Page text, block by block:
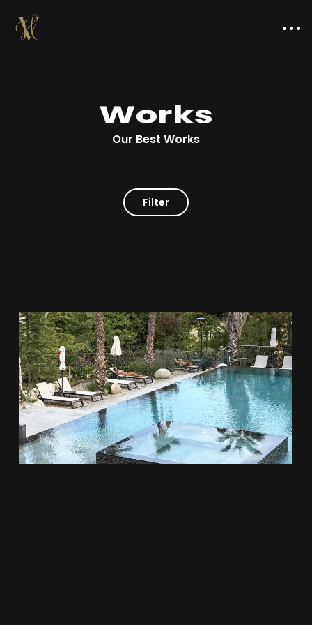
alte Webseite
Kontakt
Works
Our Best Works
Filter